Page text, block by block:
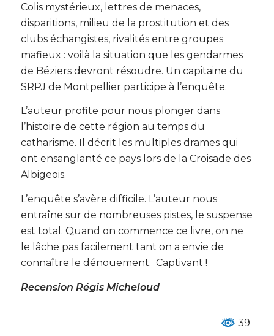
Colis mystérieux, lettres de menaces,
disparitions, milieu de la prostitution et des
clubs échangistes, rivalités entre groupes
mafieux : voilà la situation que les gendarmes
de Béziers devront résoudre. Un capitaine du
SRPJ de Montpellier participe à l’enquête.
L’auteur profite pour nous plonger dans
l’histoire de cette région au temps du
catharisme. Il décrit les multiples drames qui
ont ensanglanté ce pays lors de la Croisade des
Albigeois.
L’enquête s’avère difficile. L’auteur nous
entraîne sur de nombreuses pistes, le suspense
est total. Quand on commence ce livre, on ne
le lâche pas facilement tant on a envie de
connaître le dénouement. Captivant !
Recension Régis Micheloud
39